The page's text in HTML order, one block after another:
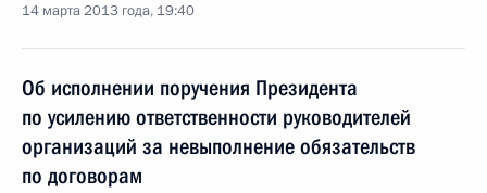
14 марта 2013 года, 19:40
Об исполнении поручения Президента
по усилению ответственности руководителей
организаций за невыполнение обязательств
по договорам